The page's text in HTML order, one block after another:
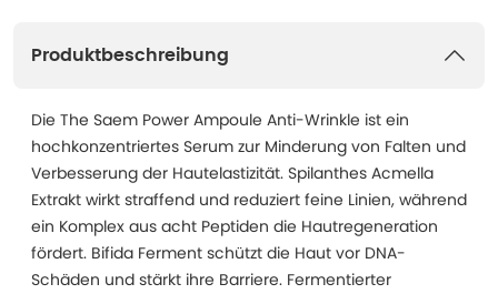
Produktbeschreibung
Die The Saem Power Ampoule Anti-Wrinkle ist ein
hochkonzentriertes Serum zur Minderung von Falten und
Verbesserung der Hautelastizität. Spilanthes Acmella
Extrakt wirkt straffend und reduziert feine Linien, während
ein Komplex aus acht Peptiden die Hautregeneration
fördert. Bifida Ferment schützt die Haut vor DNA-
Schäden und stärkt ihre Barriere. Fermentierter